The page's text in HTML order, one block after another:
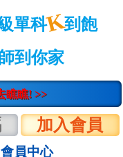
單科K到飽
到你家
瞧瞧! >>
加入會員
會員中心